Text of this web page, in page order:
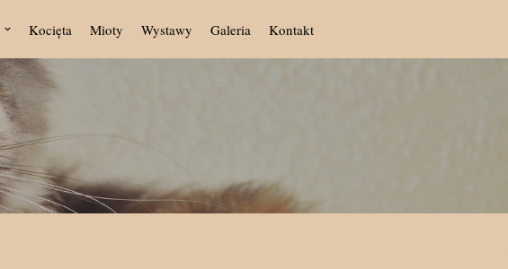
Kocięta Mioty Wystawy Galeria Kontakt